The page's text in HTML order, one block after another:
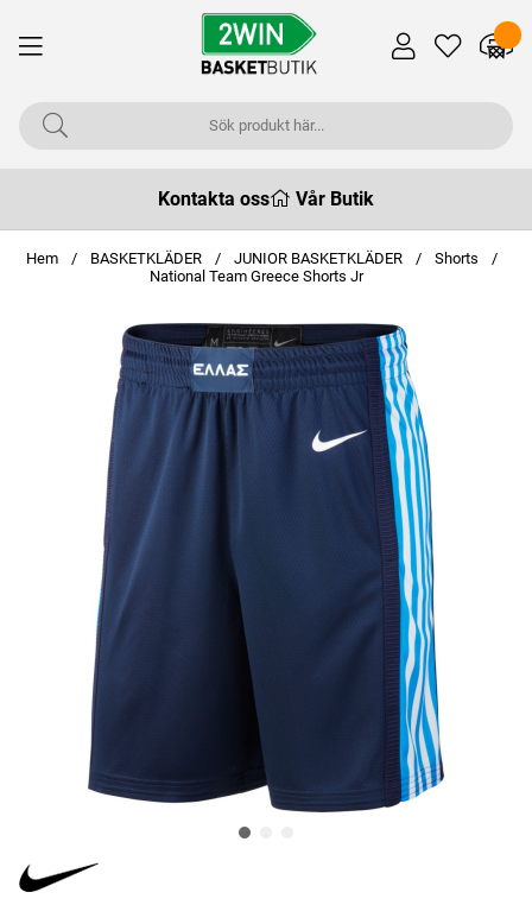
Kontakta oss Vår Butik
Hem BASKETKLÄDER JUNIOR BASKETKLÄDER
Shorts
National Team Greece Shorts Jr